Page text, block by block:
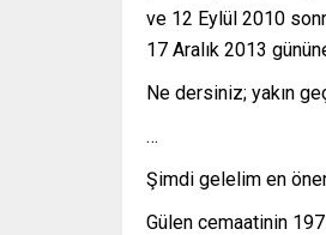
ve 12 Eylül 2010
17 Aralık 2013
Ne dersiniz; yakın
…
Şimdi gelelim en
Gülen cemaatinin